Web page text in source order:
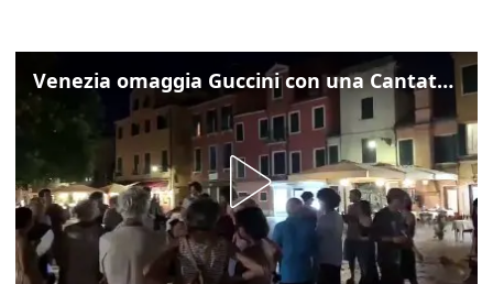
Venezia omaggia Guccini con una Cantata Anarchica in campo Santa Margherita